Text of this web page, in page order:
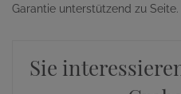
Garantie unterstützend zu Seite.
Sie